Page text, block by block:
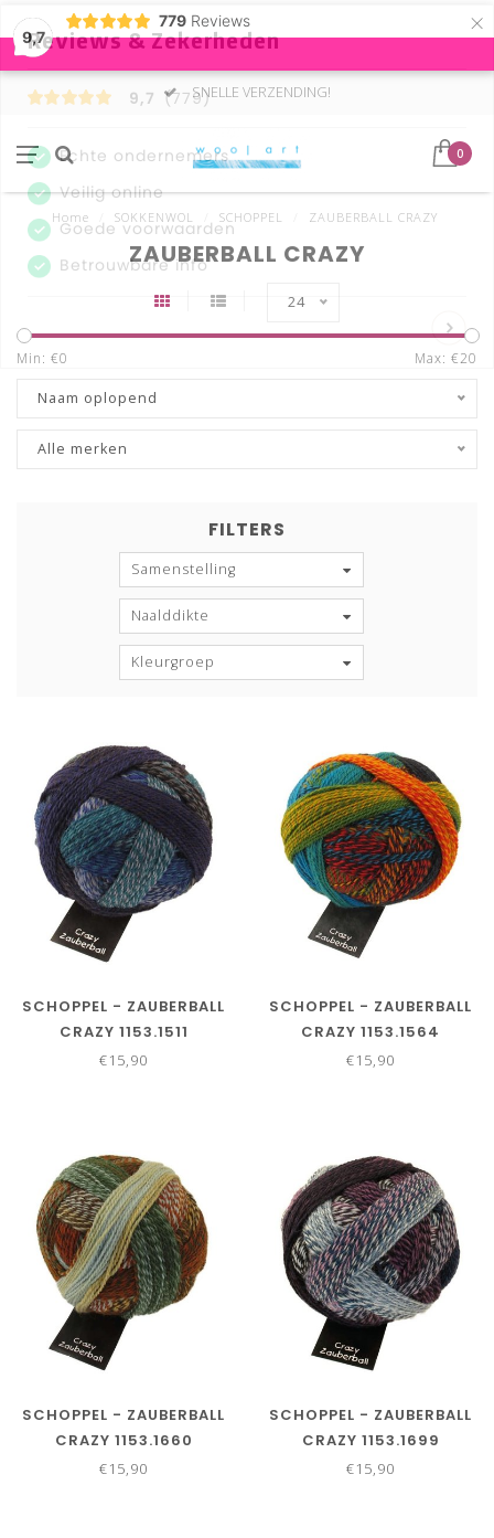
9,7
779 Reviews ×
SNELLE VERZENDING!
0
Home SOKKENWOL SCHOPPEL ZAUBERBALL CRAZY
ZAUBERBALL CRAZY
24
Min: €0 Max: €20
Naam oplopend
Alle merken
FILTERS
Samenstelling
Naalddikte
Kleurgroep
SCHOPPEL - ZAUBERBALL
CRAZY 1153.1511
€15,90
SCHOPPEL - ZAUBERBALL
CRAZY 1153.1564
€15,90
SCHOPPEL - ZAUBERBALL
CRAZY 1153.1660
€15,90
SCHOPPEL - ZAUBERBALL
CRAZY 1153.1699
€15,90